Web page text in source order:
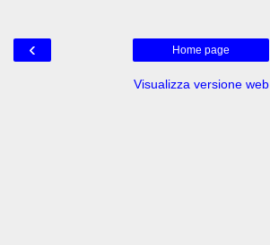
‹ Home page
Visualizza versione web